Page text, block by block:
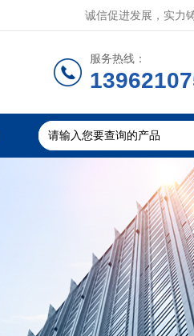
诚信促进发展，实力
服务热线：